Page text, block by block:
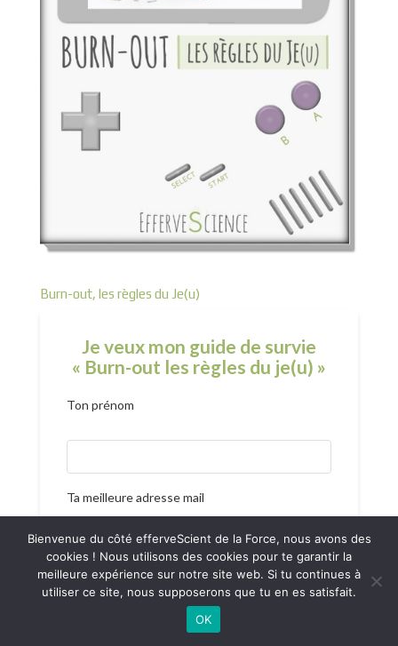
Burn-out, les règles du Je(u)
Je veux mon guide de survie
« Burn-out les règles du je(u) »
Ton prénom
Ta meilleure adresse mail
Soumettre
Bienvenue du côté efferveScient de la Force, nous avons des
cookies ! Nous utilisons des cookies pour te garantir la
meilleure expérience sur notre site web. Si tu continues à
utiliser ce site, nous supposerons que tu en es satisfait.
OK